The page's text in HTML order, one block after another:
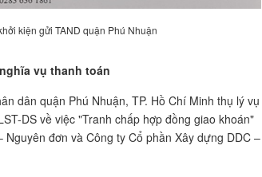
kiện gửi TAND quận Phú Nhuận
vụ thanh toán
dân quận Phú Nhuận, TP. Hồ Chí Minh thụ lý vụ
DS về việc "Tranh chấp hợp đồng giao khoán"
đơn và Công ty Cổ phần Xây dựng DDC –